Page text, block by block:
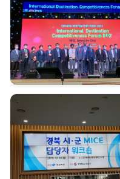
GDW 2021 | 2021.
08. 25
경북시군 마이스 담당자
워크숍 | 2019. 12. 16